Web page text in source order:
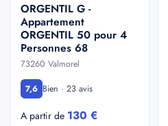
ORGENTIL G -
Appartement
ORGENTIL 50 pour 4
Personnes 68
73260 Valmorel
7,6 Bien · 23 avis
A partir de 130 €